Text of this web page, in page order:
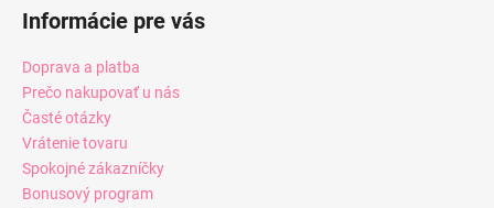
Informácie pre vás
Doprava a platba
Prečo nakupovať u nás
Časté otázky
Vrátenie tovaru
Spokojné zákazníčky
Bonusový program